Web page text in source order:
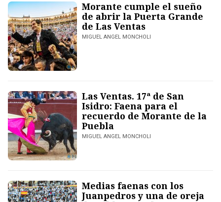
Morante cumple el sueño
de abrir la Puerta Grande
de Las Ventas
MIGUEL ANGEL MONCHOLI
Las Ventas. 17ª de San
Isidro: Faena para el
recuerdo de Morante de la
Puebla
MIGUEL ANGEL MONCHOLI
Medias faenas con los
Juanpedros y una de oreja